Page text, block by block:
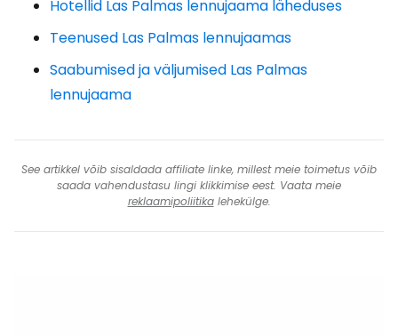
Hotellid Las Palmas lennujaama läheduses
Teenused Las Palmas lennujaamas
Saabumised ja väljumised Las Palmas
lennujaama
See artikkel võib sisaldada affiliate linke, millest meie toimetus võib
saada vahendustasu lingi klikkimise eest. Vaata meie
reklaamipoliitikalehekülge.